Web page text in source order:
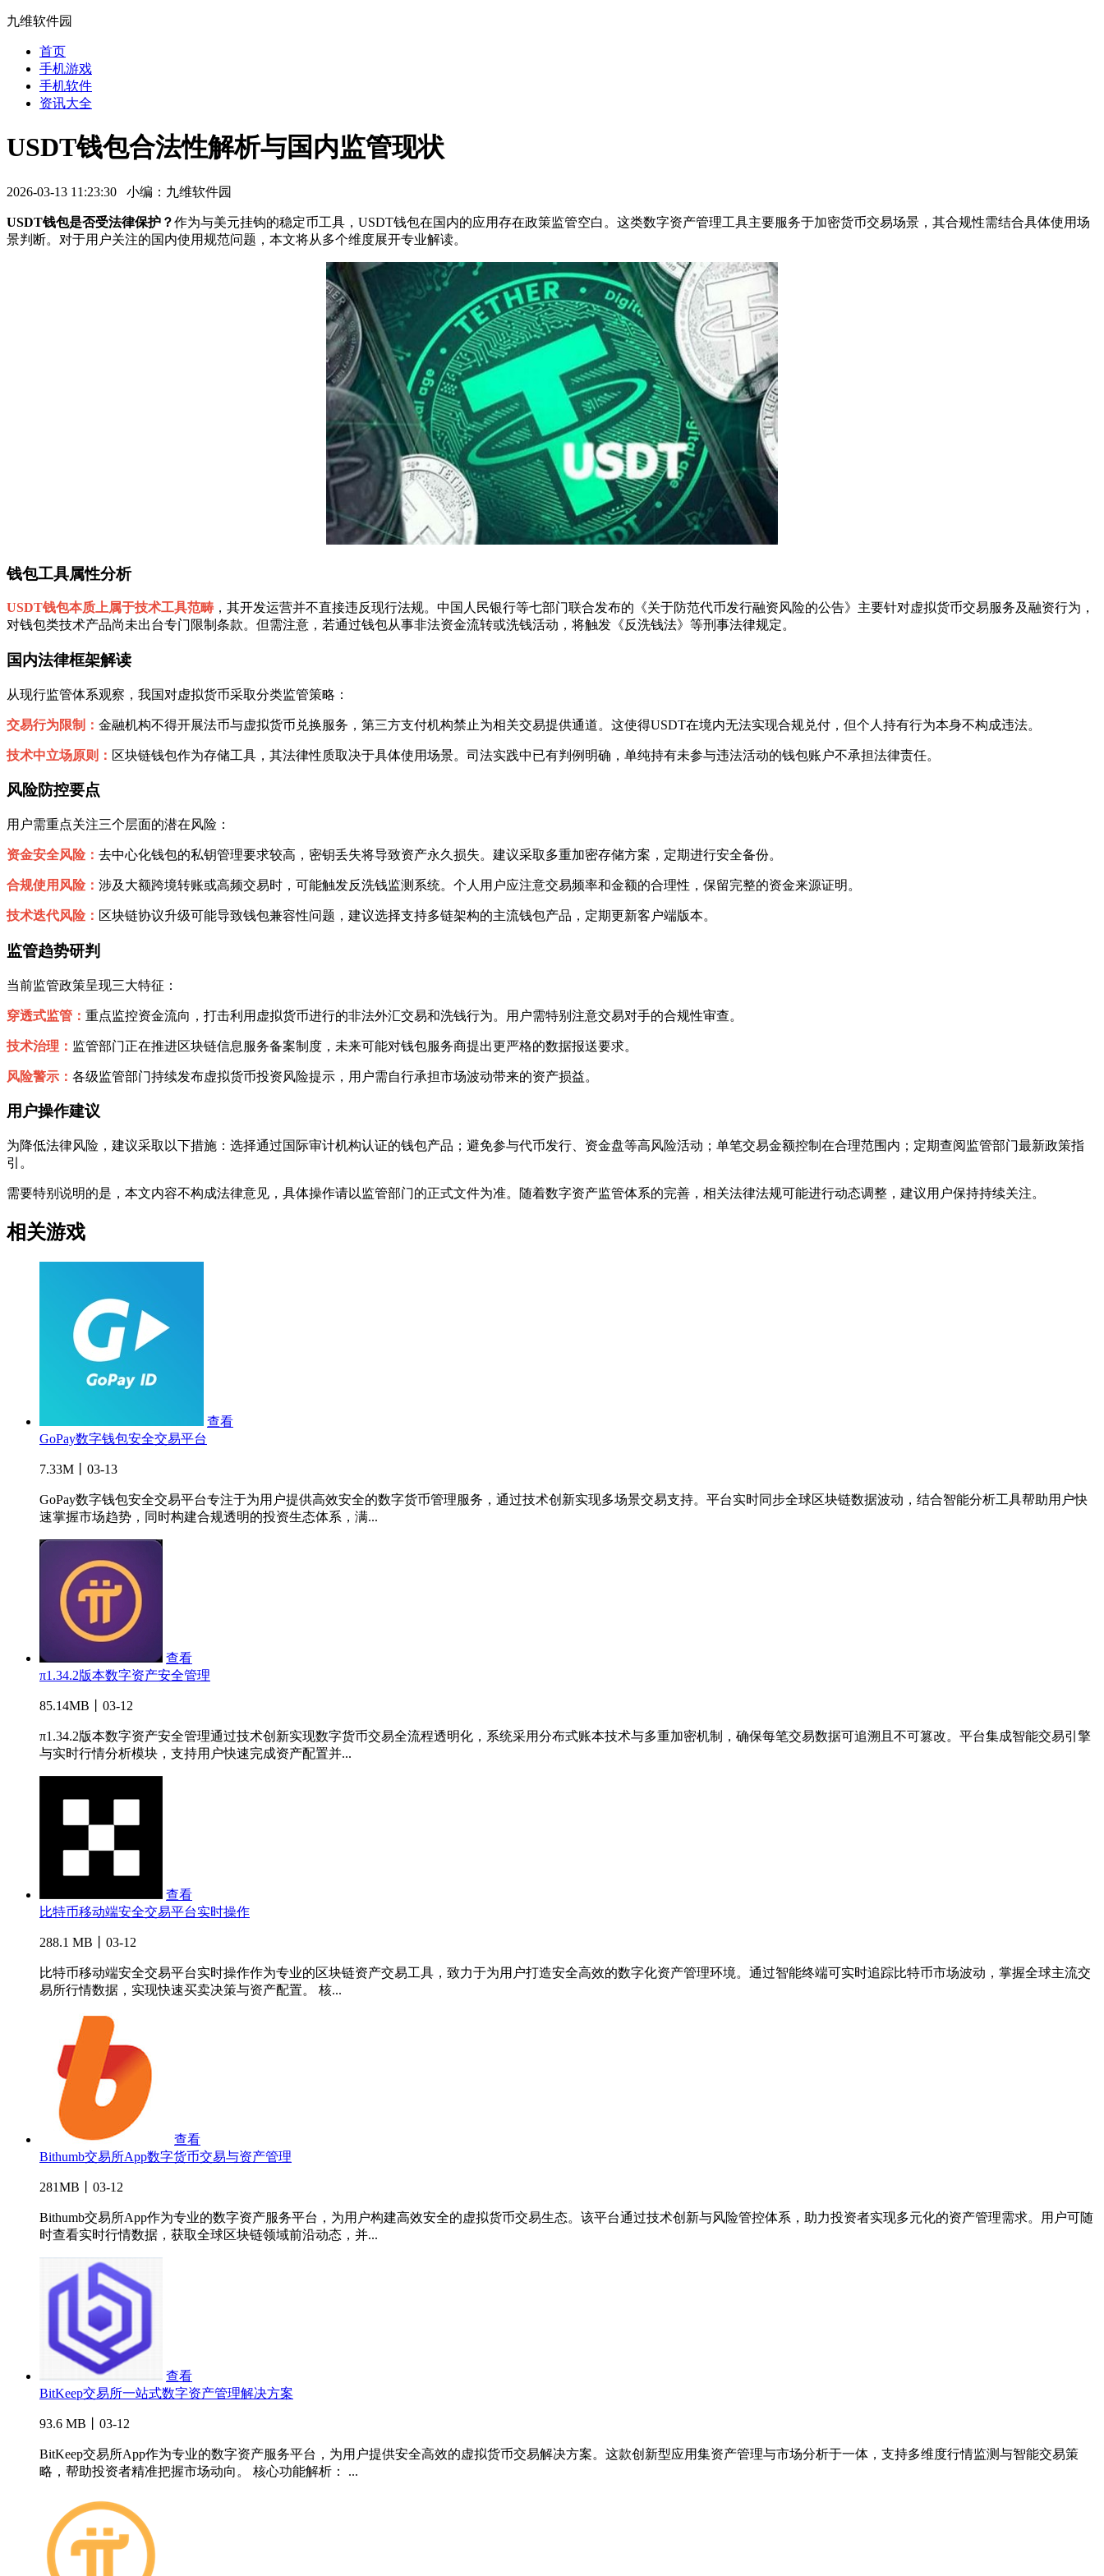
九维软件园
首页
手机游戏
手机软件
资讯大全
USDT钱包合法性解析与国内监管现状
2026-03-13 11:23:30 小编：九维软件园
USDT钱包是否受法律保护？作为与美元挂钩的稳定币工具，USDT钱包在国内的应用存在政策监管空白。这类数字资产管理工具主要服务于加密货币交易场景，其合规性需结合具体使用场
景判断。对于用户关注的国内使用规范问题，本文将从多个维度展开专业解读。
钱包工具属性分析
USDT钱包本质上属于技术工具范畴 ，其开发运营并不直接违反现行法规。中国人民银行等七部门联合发布的《关于防范代币发行融资风险的公告》主要针对虚拟货币交易服务及融资行为，
对钱包类技术产品尚未出台专门限制条款。但需注意，若通过钱包从事非法资金流转或洗钱活动，将触发《反洗钱法》等刑事法律规定。
国内法律框架解读
从现行监管体系观察，我国对虚拟货币采取分类监管策略：
交易行为限制： 金融机构不得开展法币与虚拟货币兑换服务，第三方支付机构禁止为相关交易提供通道。这使得USDT在境内无法实现合规兑付，但个人持有行为本身不构成违法。
技术中立场原则： 区块链钱包作为存储工具，其法律性质取决于具体使用场景。司法实践中已有判例明确，单纯持有未参与违法活动的钱包账户不承担法律责任。
风险防控要点
用户需重点关注三个层面的潜在风险：
资金安全风险： 去中心化钱包的私钥管理要求较高，密钥丢失将导致资产永久损失。建议采取多重加密存储方案，定期进行安全备份。
合规使用风险： 涉及大额跨境转账或高频交易时，可能触发反洗钱监测系统。个人用户应注意交易频率和金额的合理性，保留完整的资金来源证明。
技术迭代风险： 区块链协议升级可能导致钱包兼容性问题，建议选择支持多链架构的主流钱包产品，定期更新客户端版本。
监管趋势研判
当前监管政策呈现三大特征：
穿透式监管： 重点监控资金流向，打击利用虚拟货币进行的非法外汇交易和洗钱行为。用户需特别注意交易对手的合规性审查。
技术治理： 监管部门正在推进区块链信息服务备案制度，未来可能对钱包服务商提出更严格的数据报送要求。
风险警示： 各级监管部门持续发布虚拟货币投资风险提示，用户需自行承担市场波动带来的资产损益。
用户操作建议
为降低法律风险，建议采取以下措施：选择通过国际审计机构认证的钱包产品；避免参与代币发行、资金盘等高风险活动；单笔交易金额控制在合理范围内；定期查阅监管部门最新政策指
引。
需要特别说明的是，本文内容不构成法律意见，具体操作请以监管部门的正式文件为准。随着数字资产监管体系的完善，相关法律法规可能进行动态调整，建议用户保持持续关注。
相关游戏
查看
GoPay数字钱包安全交易平台
7.33M丨03-13
GoPay数字钱包安全交易平台专注于为用户提供高效安全的数字货币管理服务，通过技术创新实现多场景交易支持。平台实时同步全球区块链数据波动，结合智能分析工具帮助用户快
速掌握市场趋势，同时构建合规透明的投资生态体系，满...
查看
π1.34.2版本数字资产安全管理
85.14MB丨03-12
π1.34.2版本数字资产安全管理通过技术创新实现数字货币交易全流程透明化，系统采用分布式账本技术与多重加密机制，确保每笔交易数据可追溯且不可篡改。平台集成智能交易引擎
与实时行情分析模块，支持用户快速完成资产配置并...
查看
比特币移动端安全交易平台实时操作
288.1 MB丨03-12
比特币移动端安全交易平台实时操作作为专业的区块链资产交易工具，致力于为用户打造安全高效的数字化资产管理环境。通过智能终端可实时追踪比特币市场波动，掌握全球主流交
易所行情数据，实现快速买卖决策与资产配置。 核...
查看
Bithumb交易所App数字货币交易与资产管理
281MB丨03-12
Bithumb交易所App作为专业的数字资产服务平台，为用户构建高效安全的虚拟货币交易生态。该平台通过技术创新与风险管控体系，助力投资者实现多元化的资产管理需求。用户可随
时查看实时行情数据，获取全球区块链领域前沿动态，并...
查看
BitKeep交易所一站式数字资产管理解决方案
93.6 MB丨03-12
BitKeep交易所App作为专业的数字资产服务平台，为用户提供安全高效的虚拟货币交易解决方案。这款创新型应用集资产管理与市场分析于一体，支持多维度行情监测与智能交易策
略，帮助投资者精准把握市场动向。 核心功能解析： ...